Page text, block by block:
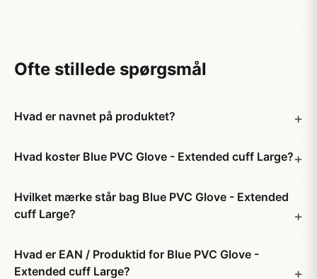
Ofte stillede spørgsmål
Hvad er navnet på produktet?
Hvad koster Blue PVC Glove - Extended cuff Large?
Hvilket mærke står bag Blue PVC Glove - Extended
cuff Large?
Hvad er EAN / Produktid for Blue PVC Glove -
Extended cuff Large?